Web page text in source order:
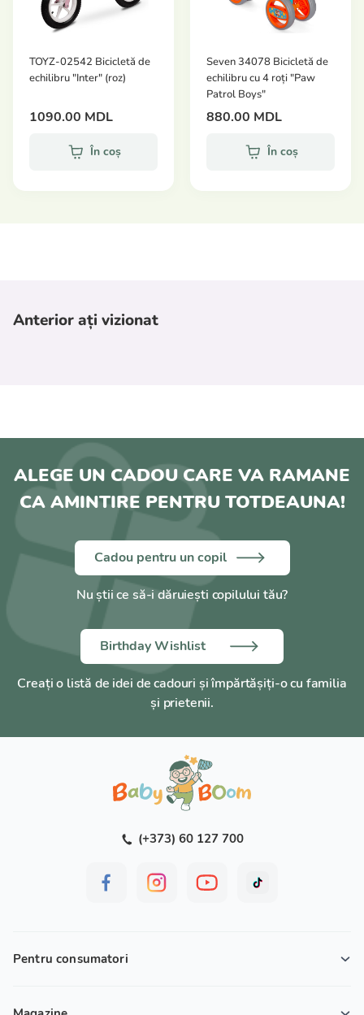
Această jucărie este fabricată în conformitate cu
directivele și standardele europene privind
Dimensiune jucarie: 87*35*56 cm.
TOYZ-02542 Bicicletă de
echilibru "Inter" (roz)
1090.00 MDL
În coș
Seven 34078 Bicicletă de
echilibru cu 4 roți "Paw
Patrol Boys"
880.00 MDL
În coș
Anterior ați vizionat
ALEGE UN CADOU CARE VA RAMANE
CA AMINTIRE PENTRU TOTDEAUNA!
Cadou pentru un copil
Nu știi ce să-i dăruiești copilului tău?
Birthday Wishlist
Creați o listă de idei de cadouri și împărtășiți-o cu familia
și prietenii.
(+373) 60 127 700
Pentru consumatori